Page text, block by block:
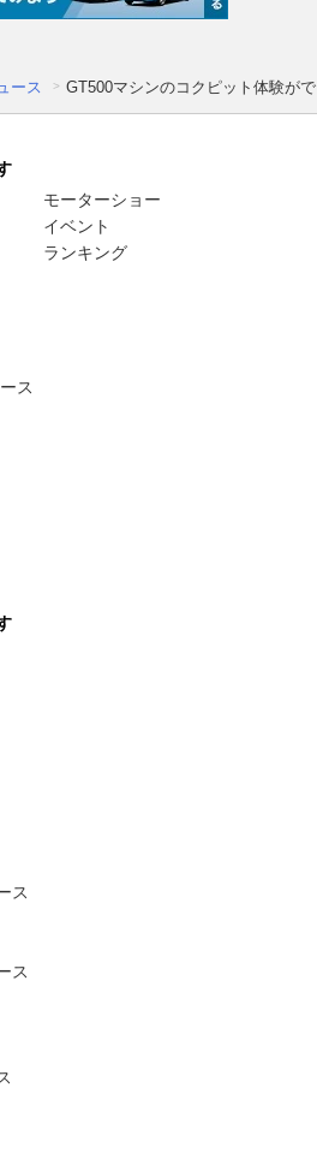
ース GT500マシンのコクピット体験が
モーターショー
イベント
ランキング
ス
ス
ス